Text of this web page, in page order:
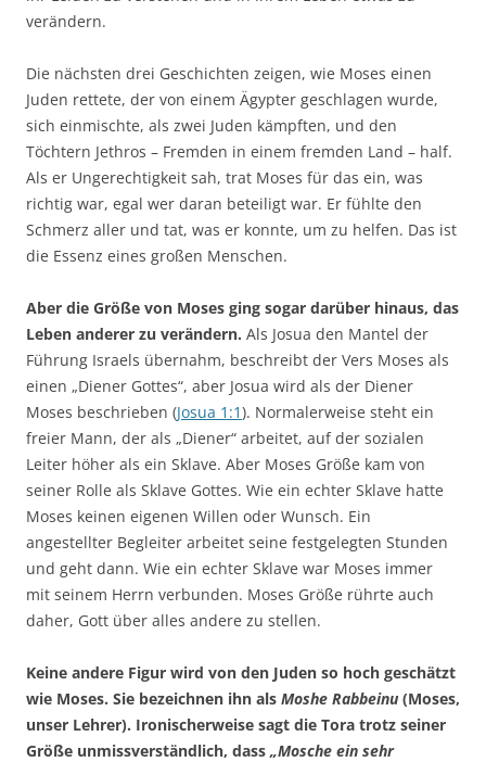
verändern.
Die nächsten drei Geschichten zeigen, wie Moses einen
Juden rettete, der von einem Ägypter geschlagen wurde,
sich einmischte, als zwei Juden kämpften, und den
Töchtern Jethros – Fremden in einem fremden Land – half.
Als er Ungerechtigkeit sah, trat Moses für das ein, was
richtig war, egal wer daran beteiligt war. Er fühlte den
Schmerz aller und tat, was er konnte, um zu helfen. Das ist
die Essenz eines großen Menschen.
Aber die Größe von Moses ging sogar darüber hinaus, das
Leben anderer zu verändern. Als Josua den Mantel der
Führung Israels übernahm, beschreibt der Vers Moses als
einen „Diener Gottes“, aber Josua wird als der Diener
Moses beschrieben (Josua 1:1). Normalerweise steht ein
freier Mann, der als „Diener“ arbeitet, auf der sozialen
Leiter höher als ein Sklave. Aber Moses Größe kam von
seiner Rolle als Sklave Gottes. Wie ein echter Sklave hatte
Moses keinen eigenen Willen oder Wunsch. Ein
angestellter Begleiter arbeitet seine festgelegten Stunden
und geht dann. Wie ein echter Sklave war Moses immer
mit seinem Herrn verbunden. Moses Größe rührte auch
daher, Gott über alles andere zu stellen.
Keine andere Figur wird von den Juden so hoch geschätzt
wie Moses. Sie bezeichnen ihn als Moshe Rabbeinu (Moses,
unser Lehrer). Ironischerweise sagt die Tora trotz seiner
Größe unmissverständlich, dass „Mosche ein sehr